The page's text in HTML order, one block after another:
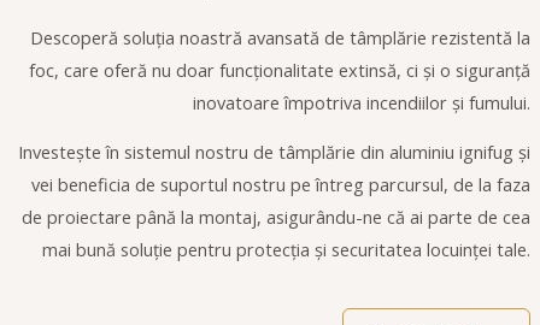
Descoperă soluția noastră avansată de tâmplărie rezistentă la
foc, care oferă nu doar funcționalitate extinsă, ci și o siguranță
inovatoare împotriva incendiilor și fumului.
Investește în sistemul nostru de tâmplărie din aluminiu ignifug și
vei beneficia de suportul nostru pe întreg parcursul, de la faza
de proiectare până la montaj, asigurându-ne că ai parte de cea
mai bună soluție pentru protecția și securitatea locuinței tale.